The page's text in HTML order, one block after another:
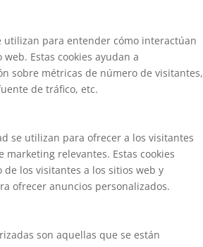
utilizan para entender cómo interactúan
Estas cookies ayudan a
sobre métricas de número de visitantes,
de tráfico, etc.
se utilizan para ofrecer a los visitantes
marketing relevantes. Estas cookies
los visitantes a los sitios web y
ofrecer anuncios personalizados.
son aquellas que se están